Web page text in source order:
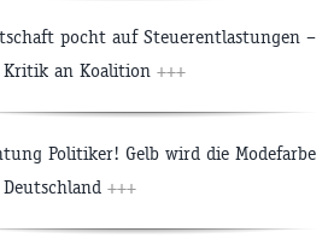
pocht auf Steuerentlastungen –
Kritik an Koalition +++
Politiker! Gelb wird die Modefarbe
+++